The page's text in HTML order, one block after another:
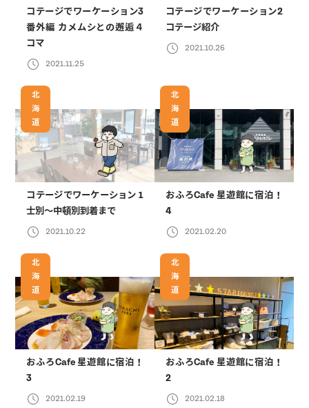
コテージでワーケーション3
番外編 カメムシとの邂逅４
コマ
2021.11.25
コテージでワーケーション2
コテージ紹介
2021.10.26
北
海
道
コテージでワーケーション 1
士別〜中頓別到着まで
2021.10.22
北
海
道
おふろCafe 星遊館に宿泊！
4
2021.02.20
北
海
道
おふろCafe 星遊館に宿泊！
3
2021.02.19
北
海
道
おふろCafe 星遊館に宿泊！
2
2021.02.18